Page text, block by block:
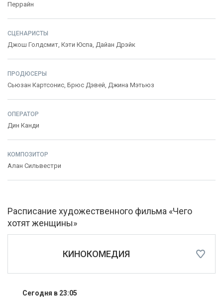
Перрайн
СЦЕНАРИСТЫ
Джош Голдсмит, Кэти Юспа, Дайан Дрэйк
ПРОДЮСЕРЫ
Сьюзан Картсонис, Брюс Дэвей, Джина Мэтьюз
ОПЕРАТОР
Дин Канди
КОМПОЗИТОР
Алан Сильвестри
Расписание художественного фильма «Чего
хотят женщины»
КИНОКОМЕДИЯ
Сегодня в 23:05